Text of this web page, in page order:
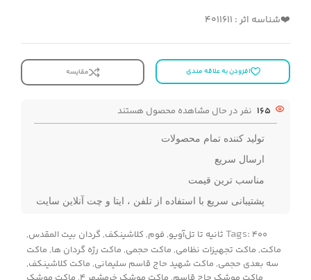
❤️شناسه اثر : 4011611
افزودن به علاقه مندی مقایسه
165 نفر در حال مشاهده محصول هستند
تولید کننده تمام محصولات
ارسال سریع
مناسب ترین قیمت
پشتیبانی سریع با استفاده از تلفن ، ایتا و چت آنلاین سایت
Tags: ۴۰۰ ثانیه تا تل‌آویو , فوم, کلاشینکف, گردان بیت المقدس,
ماکت, ماکت تجهیزات نظامی, ماکت حجمی, ماکت رژه گردان ها, ماکت
سه بعدی حجمی, ماکت شهید حاج قاسم سلیمانی, ماکت کلاشینکف,